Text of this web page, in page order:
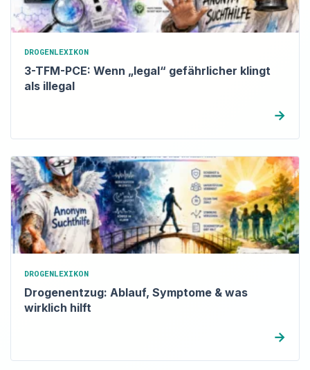
DROGENLEXIKON
3-TFM-PCE: Wenn „legal“ gefährlicher klingt
als illegal
→
DROGENLEXIKON
Drogenentzug: Ablauf, Symptome & was
wirklich hilft
→